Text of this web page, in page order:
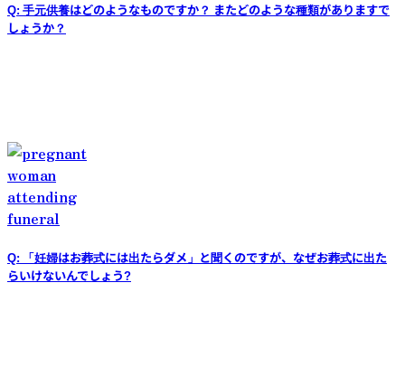
Q: 手元供養はどのようなものですか？ またどのような種類がありますで
しょうか？
Q: 「妊婦はお葬式には出たらダメ」と聞くのですが、なぜお葬式に出た
らいけないんでしょう?